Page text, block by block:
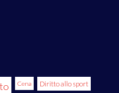
Cena Diritto allo sport